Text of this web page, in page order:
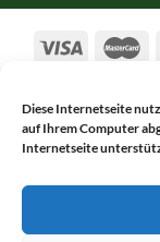
Diese Internetseite
auf Ihrem Computer
Internetseite
AGB